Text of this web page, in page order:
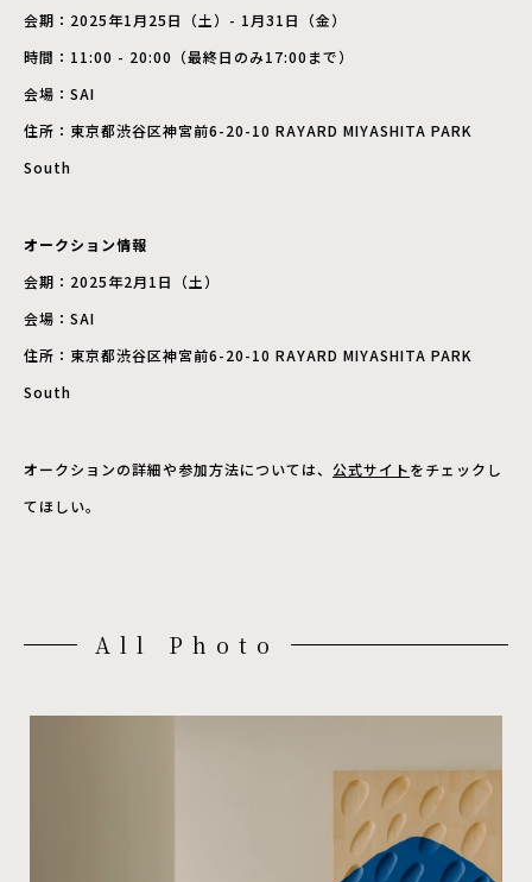
会期：2025年1月25日（土）- 1月31日（金）
時間：11:00 - 20:00（最終日のみ17:00まで）
会場：SAI
住所：東京都渋谷区神宮前6-20-10 RAYARD MIYASHITA PARK
South
オークション情報
会期：2025年2月1日（土）
会場：SAI
住所：東京都渋谷区神宮前6-20-10 RAYARD MIYASHITA PARK
South
オークションの詳細や参加方法については、 公式サイトをチェックし
てほしい。
All Photo